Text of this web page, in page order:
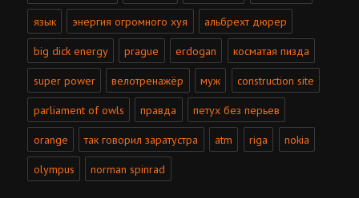
язык энергия огромного хуя альбрехт дюрер
big dick energy prague erdogan косматая пизда
super power велотренажёр муж construction site
parliament of owls правда петух без перьев
orange так говорил заратустра atm riga nokia
olympus norman spinrad